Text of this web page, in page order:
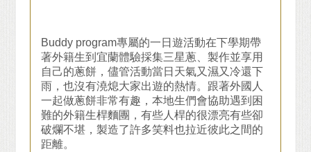
Buddy program專屬的一日遊活動在下學期帶
著外籍生到宜蘭體驗採集三星蔥、製作並享用
自己的蔥餅，儘管活動當日天氣又濕又冷還下
雨，也沒有澆熄大家出遊的熱情。跟著外國人
一起做蔥餅非常有趣，本地生們會協助遇到困
難的外籍生桿麵團，有些人桿的很漂亮有些卻
破爛不堪，製造了許多笑料也拉近彼此之間的
距離。